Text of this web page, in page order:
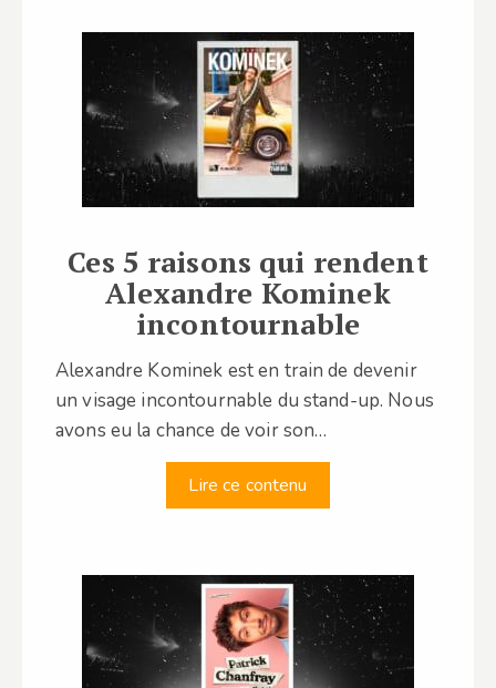
Ces 5 raisons qui rendent
Alexandre Kominek
incontournable
Alexandre Kominek est en train de devenir
un visage incontournable du stand-up. Nous
avons eu la chance de voir son…
Lire ce contenu